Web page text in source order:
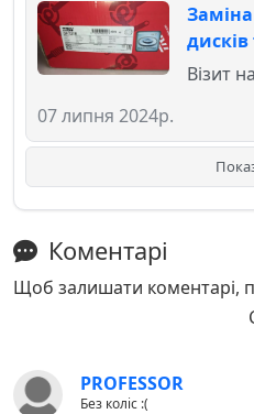
07 липня 2024р.
Візит
Коментарі
Щоб залишати коментарі,
PROFESSOR
Без коліс :(